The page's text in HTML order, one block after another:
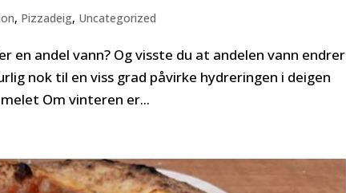
, Pizzadeig, Uncategorized
en andel vann? Og visste du at andelen vann endrer
nok til en viss grad påvirke hydreringen i deigen
Om vinteren er...